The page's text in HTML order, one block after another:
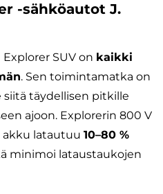
-sähköautot J.
SUV on kaikki
. Sen toimintamatka on
siitä täydellisen pitkille
ajoon. Explorerin 800 V
akku latautuu 10–80 %
minimoi lataustaukojen